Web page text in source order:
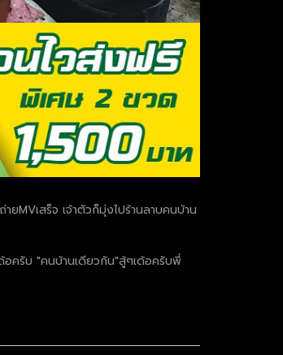
MVเสร็จ เจ้าตัวก็มุ่งไปร้านลาบคนบ้าน
อครับ "คนบ้านเดียวกัน"สู้ๆเด้อครับพี่